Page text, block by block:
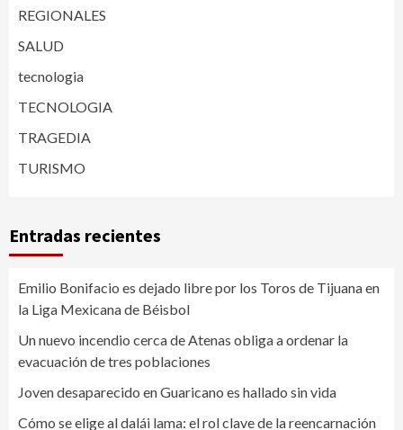
REGIONALES
SALUD
tecnologia
TECNOLOGIA
TRAGEDIA
TURISMO
Entradas recientes
Emilio Bonifacio es dejado libre por los Toros de Tijuana en
la Liga Mexicana de Béisbol
Un nuevo incendio cerca de Atenas obliga a ordenar la
evacuación de tres poblaciones
Joven desaparecido en Guaricano es hallado sin vida
Cómo se elige al dalái lama: el rol clave de la reencarnación